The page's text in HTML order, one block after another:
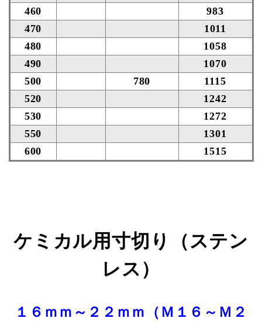
460
983
470
1011
480
1058
490
1070
500
780
1115
520
1242
530
1272
550
1301
600
1515
ケミカル用寸切り（ステン
レス）
１６ｍｍ～２２ｍｍ（Ｍ１６～Ｍ２